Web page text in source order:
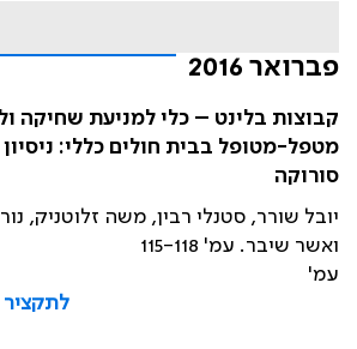
פברואר 2016
קבוצות בלינט – כלי למניעת שחיקה
מטפל-מטופל בבית חולים כללי:
סורוקה
יובל שורר, סטנלי רבין, משה זלוטניק,
ואשר שיבר. עמ' 115-118
עמ'
לתקציר